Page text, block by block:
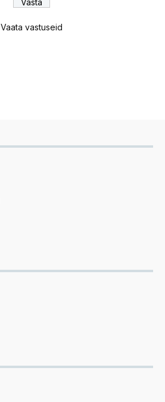
Vaata vastuseid